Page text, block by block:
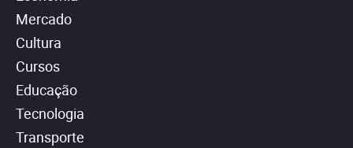
Mercado
Cultura
Cursos
Educação
Tecnologia
Transporte